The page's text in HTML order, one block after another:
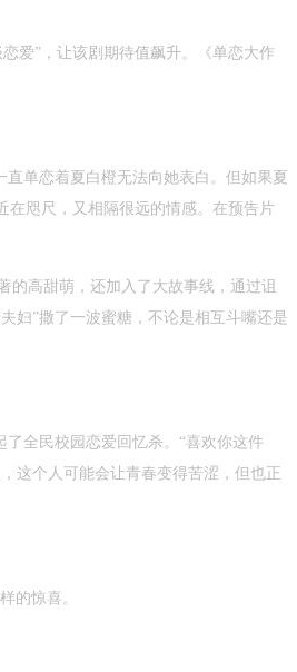
爱”，让该剧期待值飙升。《单恋大作
单恋着夏白橙无法向她表白。但如果夏
在咫尺，又相隔很远的情感。在预告片
的高甜萌，还加入了大故事线，通过诅
妇”撒了一波蜜糖，不论是相互斗嘴还是
全民校园恋爱回忆杀。“喜欢你这件
这个人可能会让青春变得苦涩，但也正
的惊喜。